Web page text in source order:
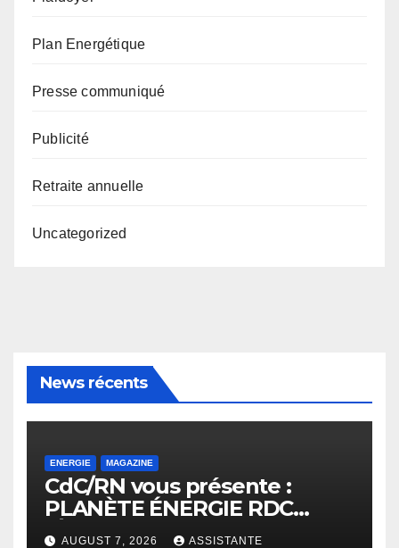
Plan Energétique
Presse communiqué
Publicité
Retraite annuelle
Uncategorized
News récents
ENERGIE MAGAZINE
CdC/RN vous présente :
PLANÈTE ÉNERGIE RDC
(Édition Janvier – Juin 2026)
AUGUST 7, 2026 ASSISTANTE